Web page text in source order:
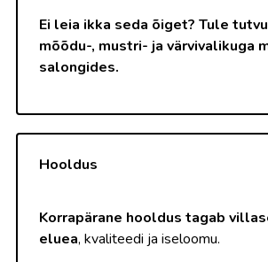
Ei leia ikka seda õiget? Tule
mõõdu-, mustri- ja värvivalikuga
salongides.
Hooldus
Korrapärane hooldus tagab
eluea, kvaliteedi ja iseloomu.